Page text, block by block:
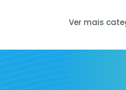
Ver mais